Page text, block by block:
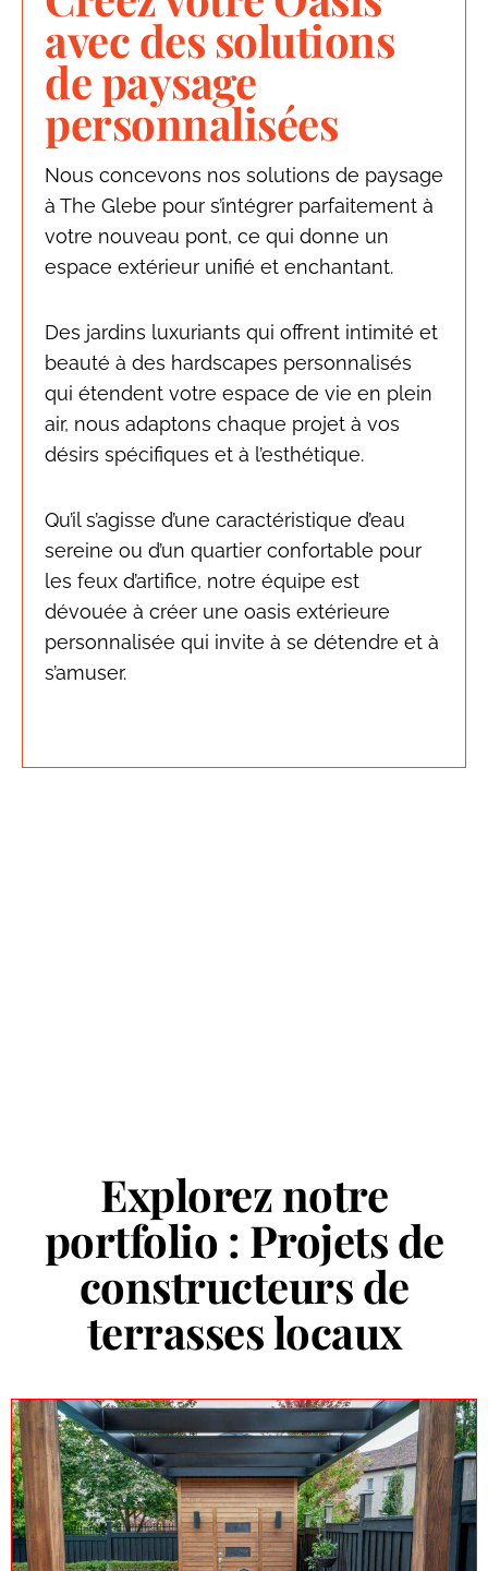
avec des solutions
de paysage
personnalisées
Nous concevons nos solutions de paysage
à The Glebe pour s’intégrer parfaitement à
votre nouveau pont, ce qui donne un
espace extérieur unifié et enchantant.
Des jardins luxuriants qui offrent intimité et
beauté à des hardscapes personnalisés
qui étendent votre espace de vie en plein
air, nous adaptons chaque projet à vos
désirs spécifiques et à l’esthétique.
Qu’il s’agisse d’une caractéristique d’eau
sereine ou d’un quartier confortable pour
les feux d’artifice, notre équipe est
dévouée à créer une oasis extérieure
personnalisée qui invite à se détendre et à
s’amuser.
Explorez notre
portfolio : Projets de
constructeurs de
terrasses locaux